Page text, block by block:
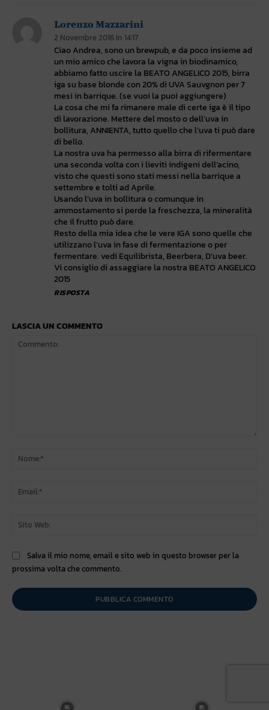
Lorenzo Mazzarini
2 Novembre 2016 In 14:17
Ciao Andrea, sono un brewpub, e da poco insieme ad
un mio amico che lavora la vigna in biodinamico,
abbiamo fatto uscire la BEATO ANGELICO 2015, birra
iga su base blonde con 20% di UVA Sauvgnon per 7
mesi in barrique. (se vuoi la puoi aggiungere)
La cosa che mi fa rimanere male di certe iga è il tipo
di lavorazione. Mettere del mosto o dell’uva in
bollitura, ANNIENTA, tutto quello che l’uva ti può dare
di bello.
La nostra uva ha permesso alla birra di rifermentare
una seconda volta con i lieviti indigeni dell’acino,
visto che questi sono stati messi nella barrique a
settembre e tolti ad Aprile.
Usando l’uva in bollitura o comunque in
ammostamento si perde la freschezza, la mineralità
che il frutto può dare.
Resto della mia idea che le vere IGA sono quelle che
utilizzano l’uva in fase di fermentazione o per
fermentare. vedi Equilibrista, Beerbera, D’uva beer.
Vi consiglio di assaggiare la nostra BEATO ANGELICO
2015
RISPOSTA
LASCIA UN COMMENTO
Salva il mio nome, email e sito web in questo browser per la
prossima volta che commento.